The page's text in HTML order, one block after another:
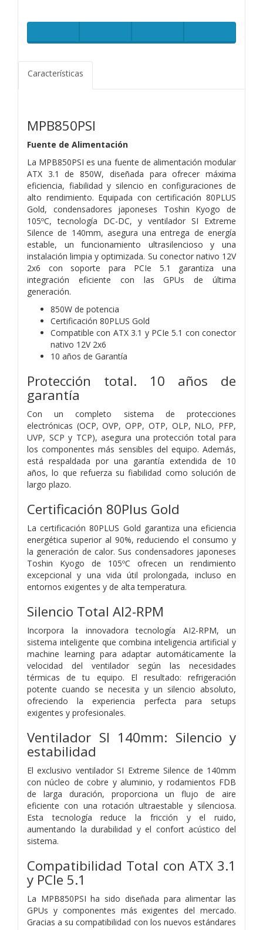
Características
MPB850PSI
Fuente de Alimentación
La MPB850PSI es una fuente de alimentación modular
ATX 3.1 de 850W, diseñada para ofrecer máxima
eficiencia, fiabilidad y silencio en configuraciones de
alto rendimiento. Equipada con certificación 80PLUS
Gold, condensadores japoneses Toshin Kyogo de
105ºC, tecnología DC-DC, y ventilador SI Extreme
Silence de 140mm, asegura una entrega de energía
estable, un funcionamiento ultrasilencioso y una
instalación limpia y optimizada. Su conector nativo 12V
2x6 con soporte para PCIe 5.1 garantiza una
integración eficiente con las GPUs de última
generación.
850W de potencia
Certificación 80PLUS Gold
Compatible con ATX 3.1 y PCIe 5.1 con conector
nativo 12V 2x6
10 años de Garantía
Protección total. 10 años de
garantía
Con un completo sistema de protecciones
electrónicas (OCP, OVP, OPP, OTP, OLP, NLO, PFP,
UVP, SCP y TCP), asegura una protección total para
los componentes más sensibles del equipo. Además,
está respaldada por una garantía extendida de 10
años, lo que refuerza su fiabilidad como solución de
largo plazo.
Certificación 80Plus Gold
La certificación 80PLUS Gold garantiza una eficiencia
energética superior al 90%, reduciendo el consumo y
la generación de calor. Sus condensadores japoneses
Toshin Kyogo de 105ºC ofrecen un rendimiento
excepcional y una vida útil prolongada, incluso en
entornos exigentes y de alta temperatura.
Silencio Total AI2-RPM
Incorpora la innovadora tecnología AI2-RPM, un
sistema inteligente que combina inteligencia artificial y
machine learning para adaptar automáticamente la
velocidad del ventilador según las necesidades
térmicas de tu equipo. El resultado: refrigeración
potente cuando se necesita y un silencio absoluto,
ofreciendo la experiencia perfecta para setups
exigentes y profesionales.
Ventilador SI 140mm: Silencio y
estabilidad
El exclusivo ventilador SI Extreme Silence de 140mm
con núcleo de cobre y aluminio, y rodamientos FDB
de larga duración, proporciona un flujo de aire
eficiente con una rotación ultraestable y silenciosa.
Esta tecnología reduce la fricción y el ruido,
aumentando la durabilidad y el confort acústico del
sistema.
Compatibilidad Total con ATX 3.1
y PCIe 5.1
La MPB850PSI ha sido diseñada para alimentar las
GPUs y componentes más exigentes del mercado.
Gracias a su compatibilidad con los nuevos estándares